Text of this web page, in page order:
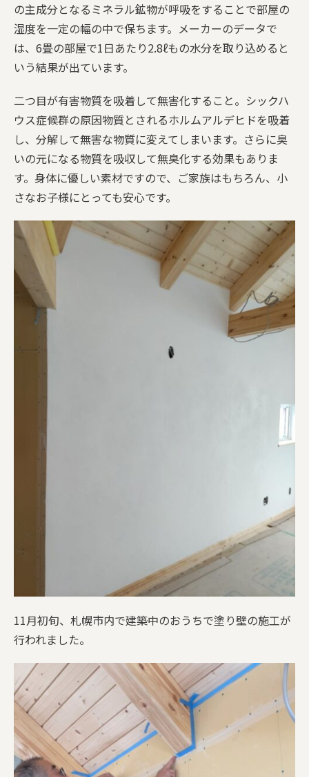
の主成分となるミネラル鉱物が呼吸をすることで部屋の
湿度を一定の幅の中で保ちます。メーカーのデータで
は、6畳の部屋で1日あたり2.8ℓもの水分を取り込めると
いう結果が出ています。
二つ目が有害物質を吸着して無害化すること。シックハ
ウス症候群の原因物質とされるホルムアルデヒドを吸着
し、分解して無害な物質に変えてしまいます。さらに臭
いの元になる物質を吸収して無臭化する効果もありま
す。身体に優しい素材ですので、ご家族はもちろん、小
さなお子様にとっても安心です。
11月初旬、札幌市内で建築中のおうちで塗り壁の施工が
行われました。